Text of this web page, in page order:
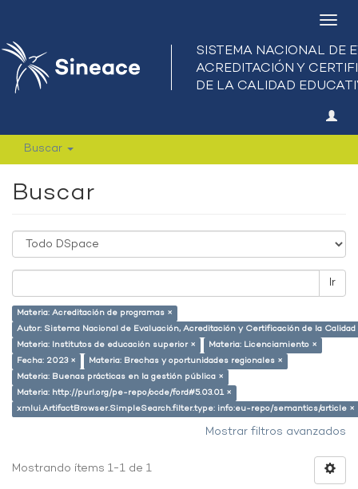
Buscar
Buscar
Ir
Materia: Acreditación de programas ×
Autor: Sistema Nacional de Evaluación, Acreditación y Certificación de la
Materia: Institutos de educación superior ×
Materia: Licenciamiento ×
Fecha: 2023 ×
Materia: Brechas y oportunidades regionales ×
Materia: Buenas prácticas en la gestión pública ×
Materia: http://purl.org/pe-repo/ocde/ford#5.03.01 ×
xmlui.ArtifactBrowser.SimpleSearch.filter.type: info:eu-repo/semantics/article ×
Mostrar filtros avanzados
Mostrando ítems 1-1 de 1